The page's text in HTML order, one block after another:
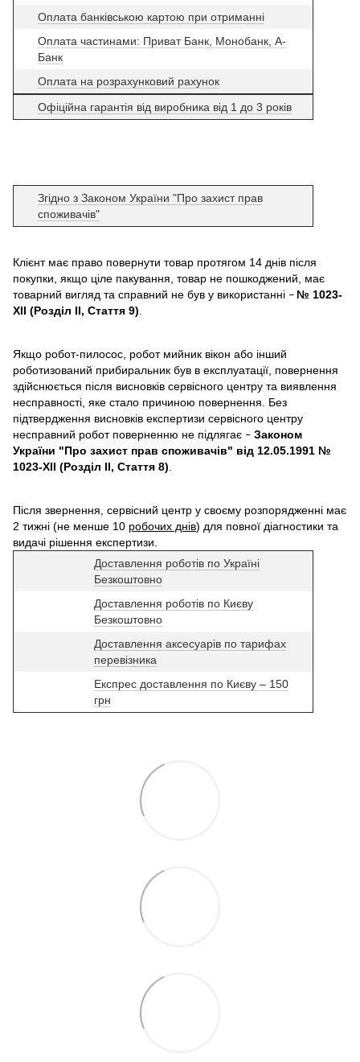
Оплата банківською картою при отриманні
Оплата частинами: Приват Банк, Монобанк, А-
Банк
Оплата на розрахунковий рахунок
Офіційна гарантія від виробника від 1 до 3 років
Згідно з Законом України "Про захист прав
споживачів"
Клієнт має право повернути товар протягом 14 днів після
покупки, якщо ціле пакування, товар не пошкоджений, має
товарний вигляд та справний не був у використанні – № 1023-
XII (Розділ II, Стаття 9)
Якщо робот-пилосос, робот мийник вікон або інший
роботизований прибиральник був в експлуатації, повернення
здійснюється після висновків сервісного центру та виявлення
несправності, яке стало причиною повернення. Без
підтвердження висновків експертизи сервісного центру
несправний робот поверненню не підлягає – Законом
України "Про захист прав споживачів" від 12.05.1991 №
1023-XII (Розділ II, Стаття 8)
Після звернення, сервісний центр у своєму розпорядженні має
2 тижні (не менше 10 робочих днів) для повної діагностики та
видачі рішення експертизи.
Доставлення роботів по Україні
Безкоштовно
Доставлення роботів по Києву
Безкоштовно
Доставлення аксесуарів по тарифах
перевізника
Експрес доставлення по Києву – 150
грн